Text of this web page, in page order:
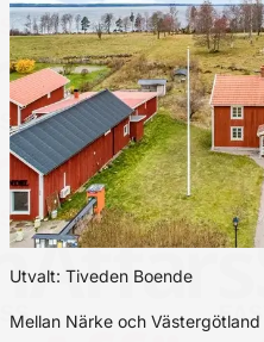
Utvalt: Tiveden Boende
Mellan Närke och